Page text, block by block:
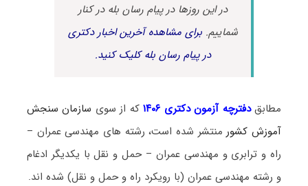
در این روزها در پیام رسان بله در کنار
شماییم.برای مشاهده آخرین اخبار دکتری
در پیام رسان بله کلیک کنید.
مطابق دفترچه آزمون دکتری ۱۴۰۶ که از سوی سازمان سنجش
آموزش کشورمنتشر شده است، رشته های مهندسی عمران –
راه و ترابری و مهندسی عمران – حمل و نقل با یکدیگر ادغام
و رشته مهندسی عمران (با رویکرد راه و حمل و نقل) شده اند.